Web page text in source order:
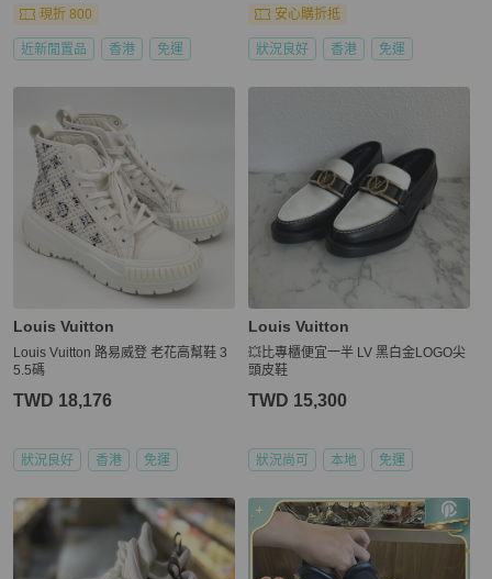
現折 800
近新閒置品 香港 免運
安心購折抵
狀況良好 香港 免運
Louis Vuitton
Louis Vuitton 路易威登 老花高幫鞋 3
5.5碼
TWD 18,176
狀況良好 香港 免運
Louis Vuitton
💥比專櫃便宜一半 LV 黑白金LOGO尖
頭皮鞋
TWD 15,300
狀況尚可 本地 免運